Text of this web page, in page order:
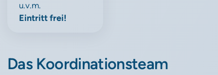
u.v.m.
Eintritt frei!
Das Koordinationsteam